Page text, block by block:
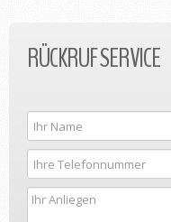
RÜCKRUF SERVICE